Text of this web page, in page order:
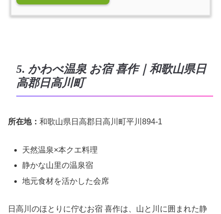
5. かわべ温泉 お宿 喜作｜和歌山県日
高郡日高川町
所在地： 和歌山県日高郡日高川町平川894-1
天然温泉×本クエ料理
静かな山里の温泉宿
地元食材を活かした会席
日高川のほとりに佇むお宿 喜作は、山と川に囲まれた静